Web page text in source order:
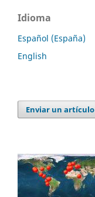
Idioma
Español (España)
English
Enviar un artículo